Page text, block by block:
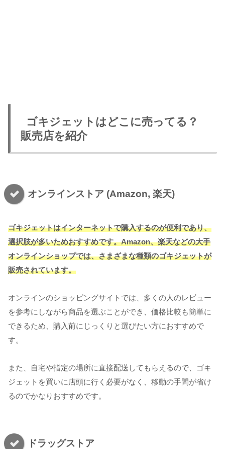
ゴキジェットはどこに売ってる？
販売店を紹介
オンラインストア (Amazon, 楽天)
ゴキジェットはインターネットで購入するのが便利であり、
選択肢が多いためおすすめです。Amazon、楽天などの大手
オンラインショップでは、さまざまな種類のゴキジェットが
販売されています。
オンラインのショッピングサイトでは、多くの人のレビュー
を参考にしながら商品を選ぶことができ、価格比較も簡単に
できるため、購入前にじっくりと選びたい方におすすめで
す。
また、自宅や指定の場所に直接配送してもらえるので、ゴキ
ジェットを買いに店頭に行く必要がなく、移動の手間が省け
るのでかなりおすすめです。
ドラッグストア